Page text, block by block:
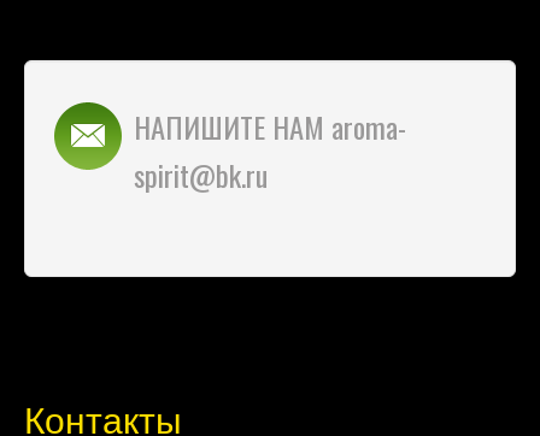
НАПИШИТЕ НАМ aroma-
spirit@bk.ru
Контакты